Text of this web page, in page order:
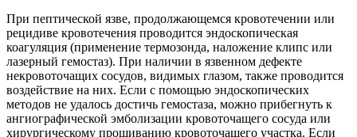
При пептической язве, продолжающемся кровотечении или
рецидиве кровотечения проводится эндоскопическая
коагуляция (применение термозонда, наложение клипс или
лазерный гемостаз). При наличии в язвенном дефекте
некровоточащих сосудов, видимых глазом, также проводится
воздействие на них. Если с помощью эндоскопических
методов не удалось достичь гемостаза, можно прибегнуть к
ангиографической эмболизации кровоточащего сосуда или
хирургическому прошиванию кровоточащего участка. Если